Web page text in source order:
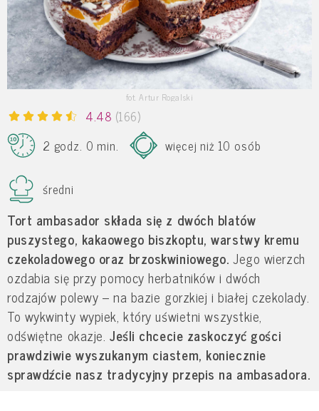
fot. Artur Rogalski
4.48 (166)
2 godz. 0 min.
więcej niż 10 osób
średni
Tort ambasador składa się z dwóch blatów
puszystego, kakaowego biszkoptu, warstwy kremu
czekoladowego oraz brzoskwiniowego. Jego wierzch
ozdabia się przy pomocy herbatników i dwóch
rodzajów polewy – na bazie gorzkiej i białej czekolady.
To wykwinty wypiek, który uświetni wszystkie,
odświętne okazje. Jeśli chcecie zaskoczyć gości
prawdziwie wyszukanym ciastem, koniecznie
sprawdźcie nasz tradycyjny przepis na ambasadora.